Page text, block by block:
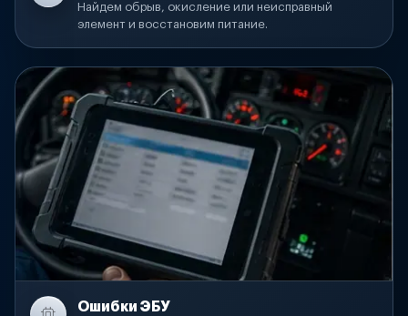
Найдем обрыв, окисление или неисправный
элемент и восстановим питание.
Ошибки ЭБУ